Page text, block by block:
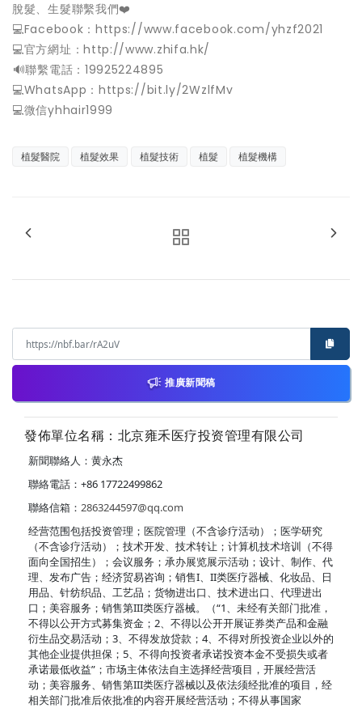
脫髮、生髮聯繫我們❤️
💻Facebook：https://www.facebook.com/yhzf2021
💻官方網址：http://www.zhifa.hk/
️🔊聯繫電話：19925224895
💻WhatsApp：https://bit.ly/2WzlfMv
💻微信yhhair1999
植髮醫院 植髮效果 植髮技術 植髮 植髮機構
推廣新聞稿
發佈單位名稱：北京雍禾医疗投资管理有限公司
新聞聯絡人：黄永杰
聯絡電話：+86 17722499862
聯絡信箱： 2863244597@qq.com
经营范围包括投资管理；医院管理（不含诊疗活动）；医学研究
（不含诊疗活动）；技术开发、技术转让；计算机技术培训（不得
面向全国招生）；会议服务；承办展览展示活动；设计、制作、代
理、发布广告；经济贸易咨询；销售I、II类医疗器械、化妆品、日
用品、针纺织品、工艺品；货物进出口、技术进出口、代理进出
口；美容服务；销售第III类医疗器械。（“1、未经有关部门批准，
不得以公开方式募集资金；2、不得以公开开展证券类产品和金融
衍生品交易活动；3、不得发放贷款；4、不得对所投资企业以外的
其他企业提供担保；5、不得向投资者承诺投资本金不受损失或者
承诺最低收益”；市场主体依法自主选择经营项目，开展经营活
动；美容服务、销售第III类医疗器械以及依法须经批准的项目，经
相关部门批准后依批准的内容开展经营活动；不得从事国家